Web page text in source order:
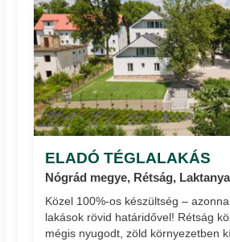
ELADÓ TÉGLALAKÁS
Nógrád megye, Rétság,
Közel 100%-os készültség –
lakások rövid határidővel! Rétság
mégis nyugodt, zöld környezetben